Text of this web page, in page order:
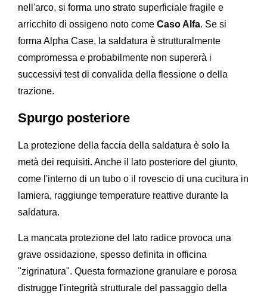
nell'arco, si forma uno strato superficiale fragile e
arricchito di ossigeno noto come Caso Alfa. Se si
forma Alpha Case, la saldatura è strutturalmente
compromessa e probabilmente non supererà i
successivi test di convalida della flessione o della
trazione.
Spurgo posteriore
La protezione della faccia della saldatura è solo la
metà dei requisiti. Anche il lato posteriore del giunto,
come l'interno di un tubo o il rovescio di una cucitura in
lamiera, raggiunge temperature reattive durante la
saldatura.
La mancata protezione del lato radice provoca una
grave ossidazione, spesso definita in officina
"zigrinatura". Questa formazione granulare e porosa
distrugge l'integrità strutturale del passaggio della